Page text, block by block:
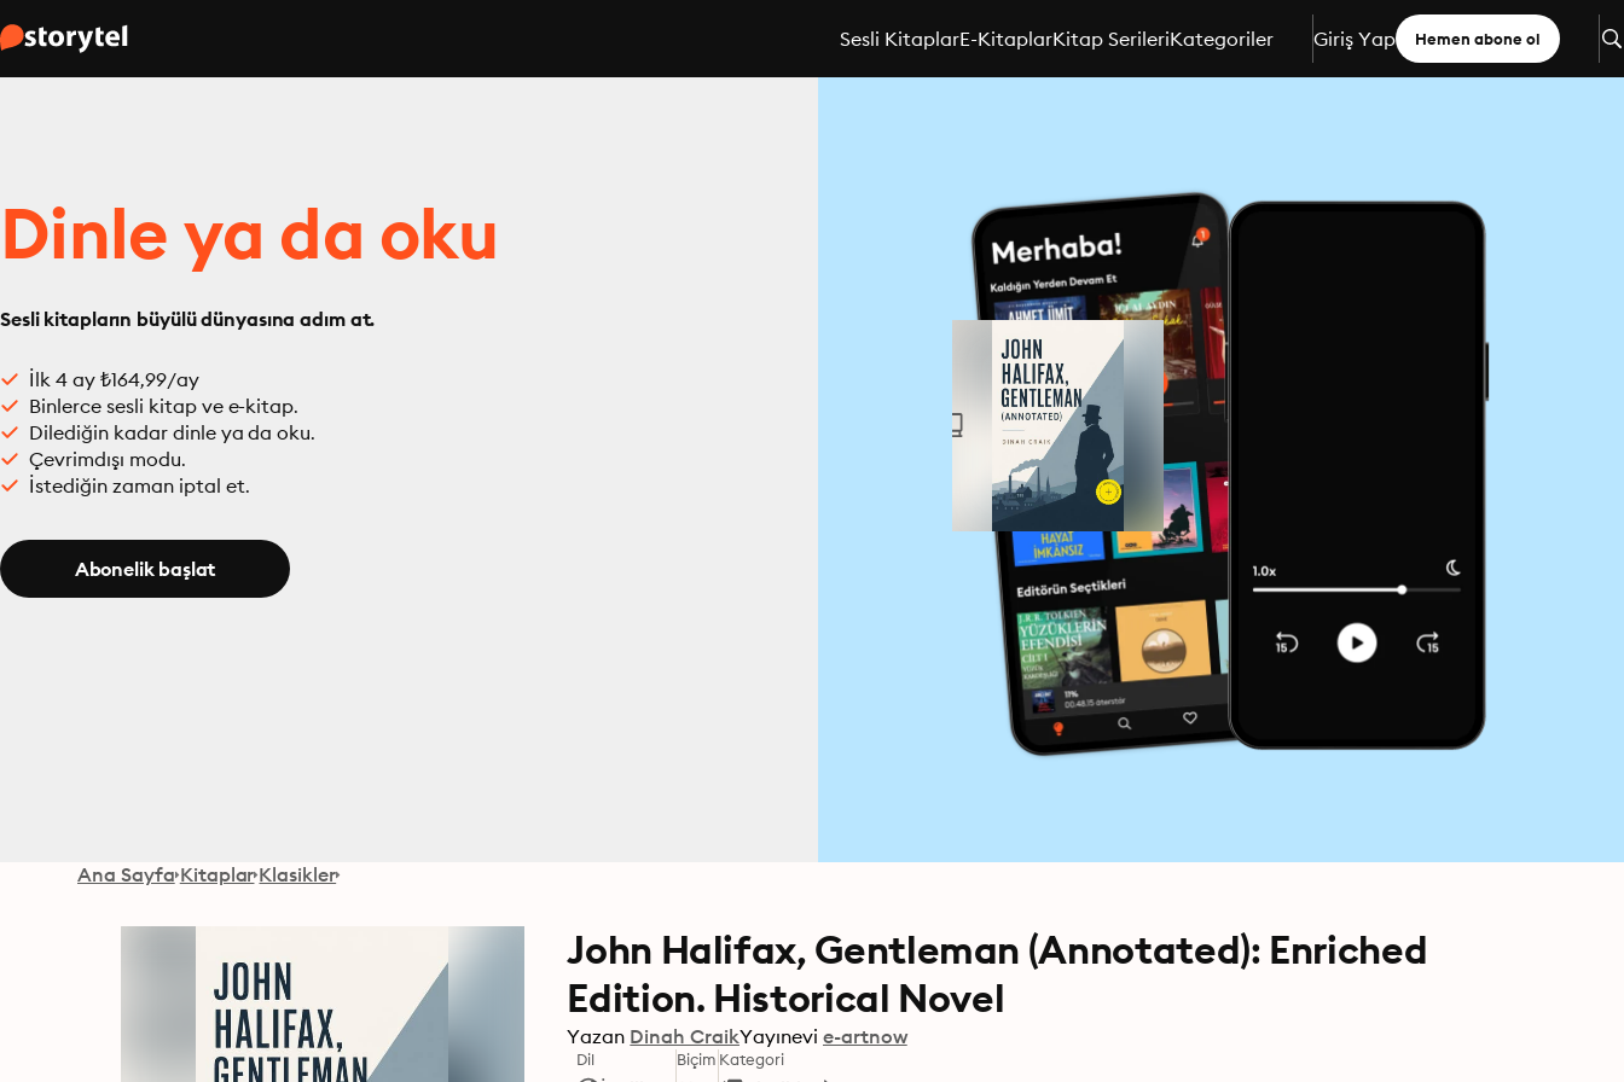
Sesli KitaplarE-KitaplarKitap SerileriKategoriler Giriş Yap Hemen abone ol
Dinle ya da oku
Sesli kitapların büyülü dünyasına adım at.
İlk 4 ay ₺164,99/ay
Binlerce sesli kitap ve e-kitap.
Dilediğin kadar dinle ya da oku.
Çevrimdışı modu.
İstediğin zaman iptal et.
Abonelik başlat
Ana Sayfa Kitaplar Klasikler
John Halifax, Gentleman (Annotated): Enriched
Edition. Historical Novel
Yazan Dinah CraikYayınevi e-artnow
Dil Biçim Kategori